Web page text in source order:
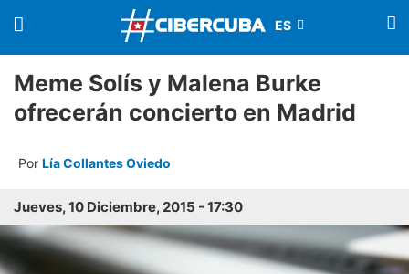
Meme Solís y Malena Burke
ofrecerán concierto en Madrid
Por Lía Collantes Oviedo
Jueves, 10 Diciembre, 2015 - 17:30